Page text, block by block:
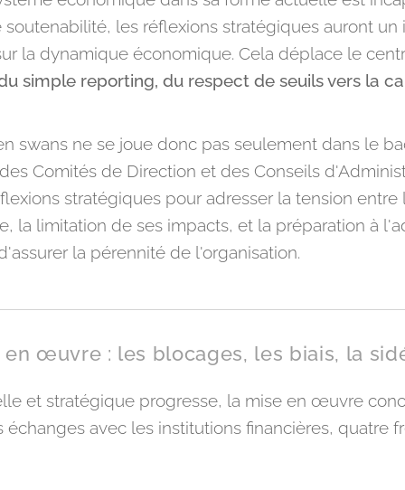
les réflexions stratégiques auront
la dynamique économique. Cela déplace le
simple reporting, du respect de seuils vers la
swans ne se joue donc pas seulement dans le
Comités de Direction et des Conseils
stratégiques pour adresser la tension
la limitation de ses impacts, et la préparation à
la pérennité de l'organisation.
en œuvre : les blocages, les biais, la
et stratégique progresse, la mise en œuvre
échanges avec les institutions financières, quatre